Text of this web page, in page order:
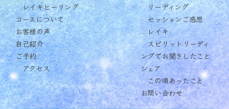
レイキヒーリング
コースについて
お客様の声
自己紹介
ご予約
アクセス
リーディング
セッションご感想
レイキ
スピリットリーディ
ングでお聞きしたこと
シェア
この頃あったこと
お問い合わせ